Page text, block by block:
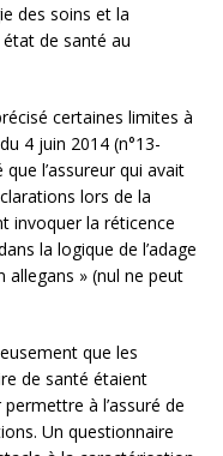
des soins et la
état de santé au
certaines limites à
4 juin 2014 (n°13-
que l’assureur qui avait
lors de la
invoquer la réticence
la logique de l’adage
» (nul ne peut
que les
de santé étaient
à l’assuré de
Un questionnaire